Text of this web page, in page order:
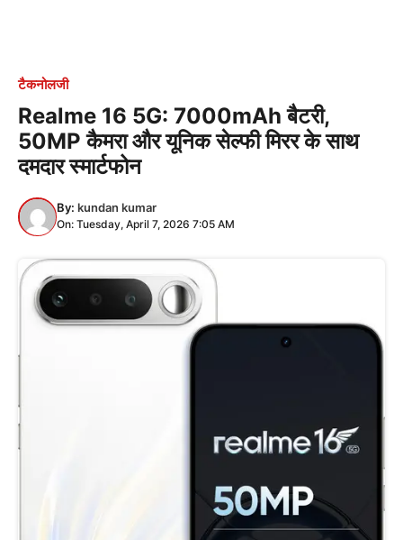
टैकनोलजी
Realme 16 5G: 7000mAh बैटरी,
50MP कैमरा और यूनिक सेल्फी मिरर के साथ
दमदार स्मार्टफोन
By: kundan kumar
On: Tuesday, April 7, 2026 7:05 AM